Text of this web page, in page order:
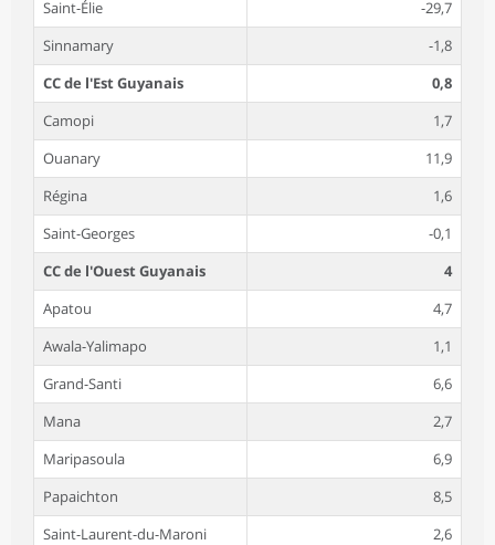
Saint-Élie
-29,7
Sinnamary
-1,8
CC de l'Est Guyanais
0,8
Camopi
1,7
Ouanary
11,9
Régina
1,6
Saint-Georges
-0,1
CC de l'Ouest Guyanais
4
Apatou
4,7
Awala-Yalimapo
1,1
Grand-Santi
6,6
Mana
2,7
Maripasoula
6,9
Papaichton
8,5
Saint-Laurent-du-Maroni
2,6